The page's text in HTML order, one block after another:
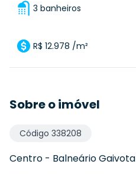
3 banheiros
R$ 12.978 /m²
Sobre o imóvel
Código 338208
Centro - Balneário Gaivota